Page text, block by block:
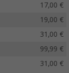
17,00 €
19,00 €
31,00 €
99,99 €
31,00 €